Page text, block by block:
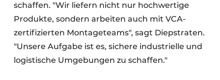
schaffen. "Wir liefern nicht nur hochwertige
Produkte, sondern arbeiten auch mit VCA-
zertifizierten Montageteams", sagt Diepstraten.
"Unsere Aufgabe ist es, sichere industrielle und
logistische Umgebungen zu schaffen."